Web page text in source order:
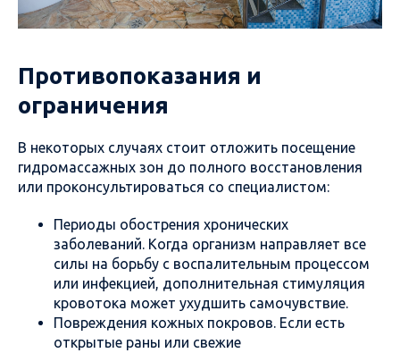
Противопоказания и
ограничения
В некоторых случаях стоит отложить посещение
гидромассажных зон до полного восстановления
или проконсультироваться со специалистом:
Периоды обострения хронических
заболеваний. Когда организм направляет все
силы на борьбу с воспалительным процессом
или инфекцией, дополнительная стимуляция
кровотока может ухудшить самочувствие.
Повреждения кожных покровов. Если есть
открытые раны или свежие